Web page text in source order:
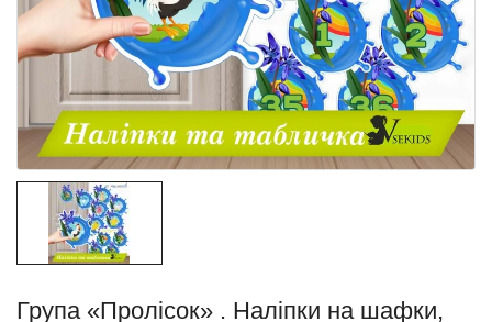
дитини»..
Група «Пролісок» . Наліпки на шафки,